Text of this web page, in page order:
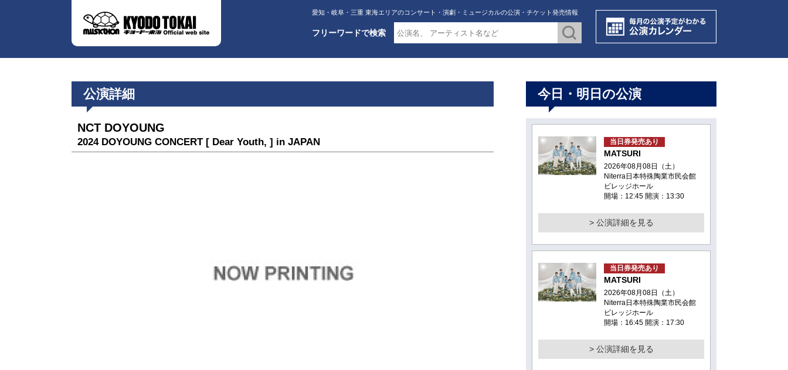
愛知・岐阜・三重 東海エリアのコンサート・演劇・ミュージカルの公演・チケット発売情報
フリーワードで検索
公演詳細
NCT DOYOUNG
2024 DOYOUNG CONCERT [ Dear Youth, ] in JAPAN
今日・明日の公演
当日券発売あり
MATSURI
2026年08月08日（土）
Niterra日本特殊陶業市民会館
ビレッジホール
開場：12:45 開演：13:30
> 公演詳細を見る
当日券発売あり
MATSURI
2026年08月08日（土）
Niterra日本特殊陶業市民会館
ビレッジホール
開場：16:45 開演：17:30
> 公演詳細を見る